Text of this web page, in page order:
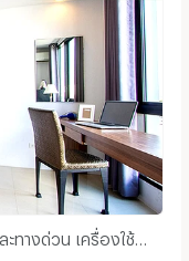
ะทางด่วน เครื่องใช้